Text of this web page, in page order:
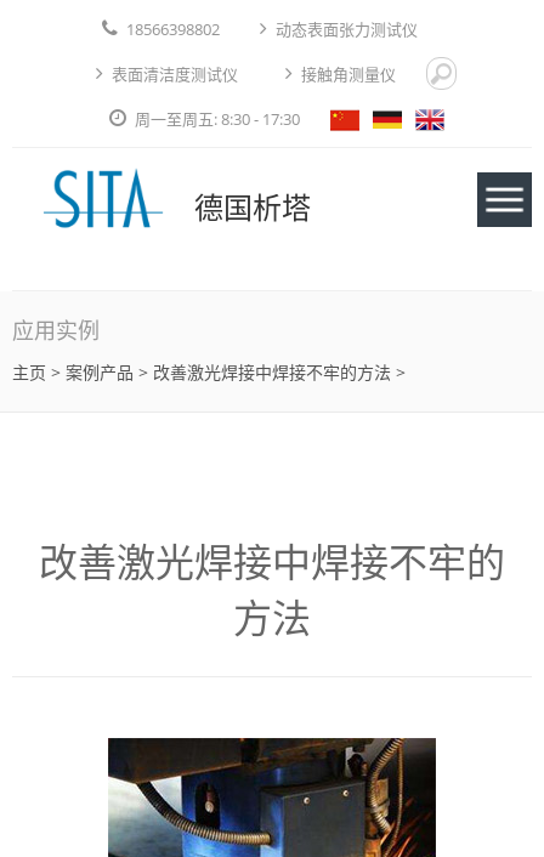
18566398802 动态表面张力测试仪
表面清洁度测试仪 接触角测量仪
周一至周五: 8:30 - 17:30
德国析塔
仪器
应用实例
了解SITA
应用实例
主页 > 案例产品 > 改善激光焊接中焊接不牢的方法 >
改善激光焊接中焊接不牢的
方法